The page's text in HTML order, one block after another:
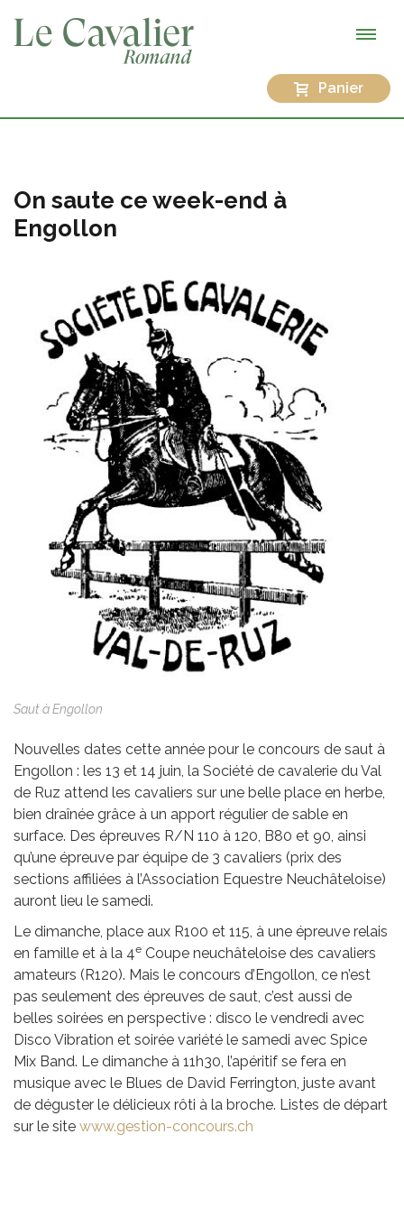
Panier
On saute ce week-end à
Engollon
Saut à Engollon
Nouvelles dates cette année pour le concours de saut à
Engollon : les 13 et 14 juin, la Société de cavalerie du Val
de Ruz attend les cavaliers sur une belle place en herbe,
bien draînée grâce à un apport régulier de sable en
surface. Des épreuves R/N 110 à 120, B80 et 90, ainsi
qu’une épreuve par équipe de 3 cavaliers (prix des
sections affiliées à l’Association Equestre Neuchâteloise)
auront lieu le samedi.
Le dimanche, place aux R100 et 115, à une épreuve relais
en famille et à la 4e Coupe neuchâteloise des cavaliers
amateurs (R120). Mais le concours d’Engollon, ce n’est
pas seulement des épreuves de saut, c’est aussi de
belles soirées en perspective : disco le vendredi avec
Disco Vibration et soirée variété le samedi avec Spice
Mix Band. Le dimanche à 11h30, l’apéritif se fera en
musique avec le Blues de David Ferrington, juste avant
de déguster le délicieux rôti à la broche. Listes de départ
sur le site www.gestion-concours.ch